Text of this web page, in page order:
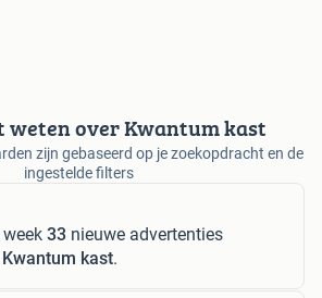
weten over Kwantum kast
zijn gebaseerd op je zoekopdracht en de
ingestelde filters
33 nieuwe advertenties
Kwantum kast.